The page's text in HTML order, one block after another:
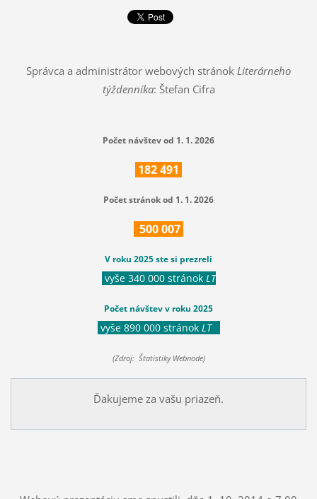
Správca a administrátor webových stránok Literárneho
týždenníka: Štefan Cifra
Počet návštev od 1. 1. 2026
182491
Počet stránok od 1. 1. 2026
500007
V roku 2025 ste si prezreli
vyše 340 000 stránok LT
Počet návštev v roku 2025
vyše 890 000 stránok LT
(Zdroj: Štatistiky Webnode)
Ďakujeme za vašu priazeň.